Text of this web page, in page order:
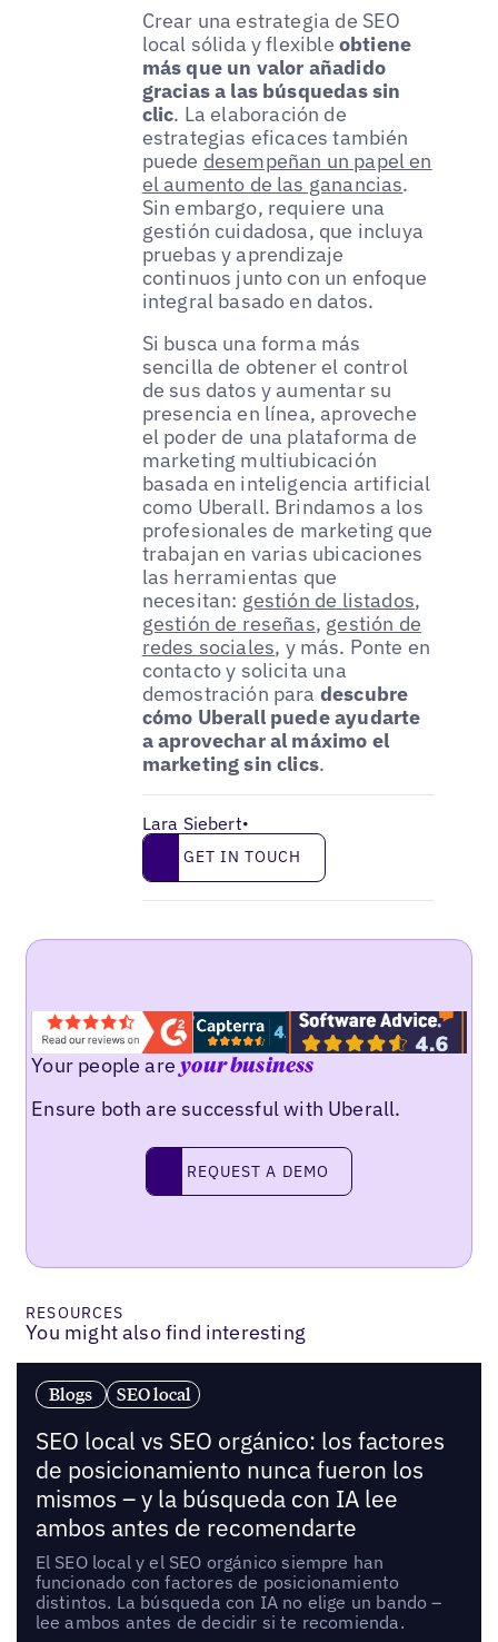
Crear una estrategia de SEO
local sólida y flexible obtiene
más que un valor añadido
gracias a las búsquedas sin
clic. La elaboración de
estrategias eficaces también
puede desempeñan un papel en
el aumento de las ganancias.
Sin embargo, requiere una
gestión cuidadosa, que incluya
pruebas y aprendizaje
continuos junto con un enfoque
integral basado en datos.
Si busca una forma más
sencilla de obtener el control
de sus datos y aumentar su
presencia en línea, aproveche
el poder de una plataforma de
marketing multiubicación
basada en inteligencia artificial
como Uberall. Brindamos a los
profesionales de marketing que
trabajan en varias ubicaciones
las herramientas que
necesitan: gestión de listados,
gestión de reseñas, gestión de
redes sociales, y más. Ponte en
contacto y solicita una
demostración para descubre
cómo Uberall puede ayudarte
a aprovechar al máximo el
marketing sin clics.
Lara Siebert•
Get in touch
GET IN TOUCH
Your people areyour business
Ensure both are successful with Uberall.
Request a demo
REQUEST A DEMO
RESOURCES
You might also find interesting
Blogs SEO local
SEO local vs SEO orgánico: los factores
de posicionamiento nunca fueron los
mismos – y la búsqueda con IA lee
ambos antes de recomendarte
El SEO local y el SEO orgánico siempre han
funcionado con factores de posicionamiento
distintos. La búsqueda con IA no elige un bando –
lee ambos antes de decidir si te recomienda.